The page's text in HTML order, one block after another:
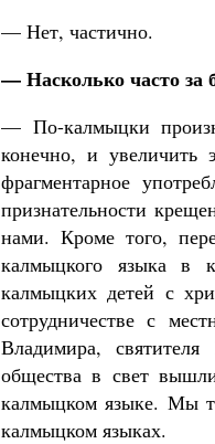
— Нет, частично.
— Насколько часто
— По-калмыцки
конечно, и
фрагментарное
признательности
нами. Кроме того,
калмыцкого языка в
калмыцких детей с
сотрудничестве с
Владимира, святителя
общества в свет
калмыцком языке. Мы
калмыцком языках.